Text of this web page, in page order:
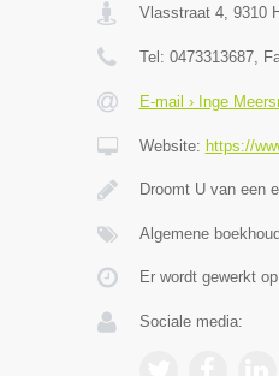
Vlasstraat 4, 9310
Tel: 0473313687,
E-mail › Inge
Website: https://
Droomt U van een
Algemene
Er wordt gewerkt
Sociale media: